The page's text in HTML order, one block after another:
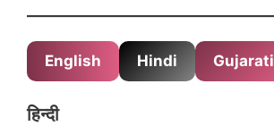
English Hindi Gujarati
हिन्दी